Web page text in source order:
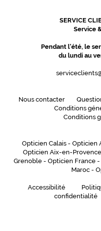
SERVICE
Service
Pendant l'été, le
du lundi au
Nous contacter
Conditions
Conditions
Opticien Calais - Opticien
Opticien Aix-en-Provence
Grenoble - Opticien France -
Maroc-
Accessibilité
confidentialité